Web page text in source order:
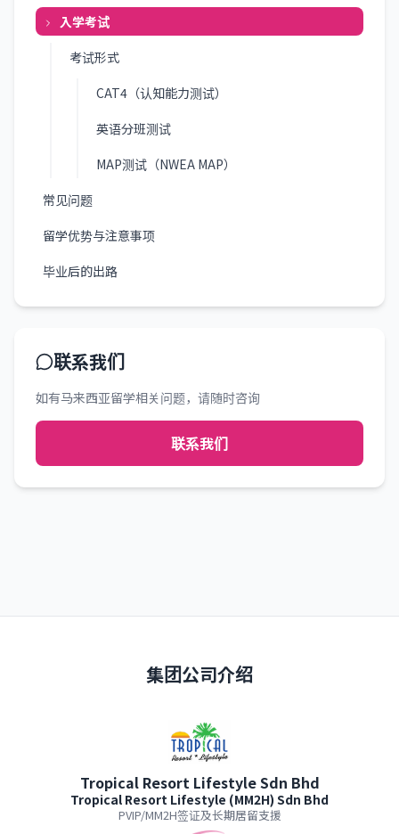
入学考试
考试形式
CAT4（认知能力测试）
英语分班测试
MAP测试（NWEA MAP）
常见问题
留学优势与注意事项
毕业后的出路
联系我们
如有马来西亚留学相关问题，请随时咨询
联系我们
集团公司介绍
Tropical Resort Lifestyle Sdn Bhd
Tropical Resort Lifestyle (MM2H) Sdn Bhd
PVIP/MM2H签证及长期居留支援